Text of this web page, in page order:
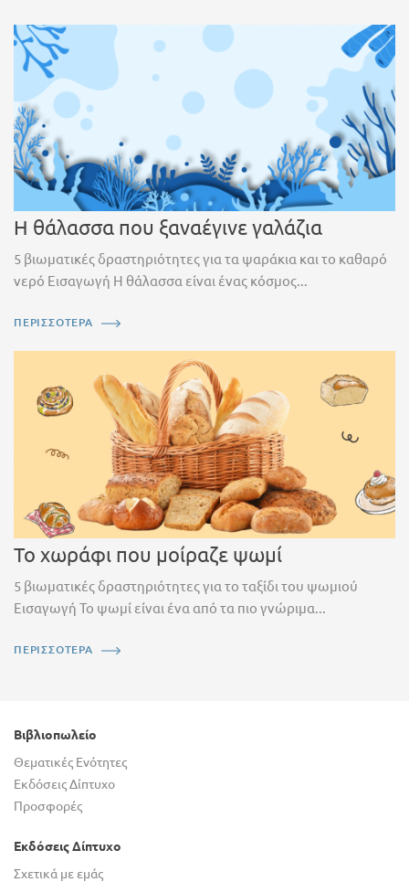
Η θάλασσα που ξαναέγινε γαλάζια
5 βιωματικές δραστηριότητες για τα ψαράκια και το καθαρό
νερό Εισαγωγή Η θάλασσα είναι ένας κόσμος...
ΠΕΡΙΣΣΟΤΕΡΑ
Το χωράφι που μοίραζε ψωμί
5 βιωματικές δραστηριότητες για το ταξίδι του ψωμιού
Εισαγωγή Το ψωμί είναι ένα από τα πιο γνώριμα...
ΠΕΡΙΣΣΟΤΕΡΑ
Βιβλιοπωλείο
Θεματικές Ενότητες
Εκδόσεις Δίπτυχο
Προσφορές
Εκδόσεις Δίπτυχο
Σχετικά με εμάς